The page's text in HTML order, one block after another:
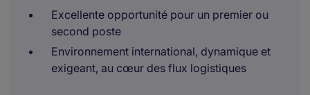
Excellente opportunité pour un premier ou
second poste
Environnement international, dynamique et
exigeant, au cœur des flux logistiques